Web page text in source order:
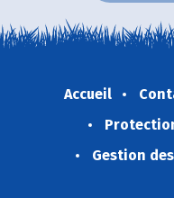
Accueil
Gestion